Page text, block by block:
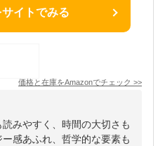
イトでみる
価格と在庫をAmazonでチェック >>
みやすく、時間の大切さも
感あふれ、哲学的な要素も